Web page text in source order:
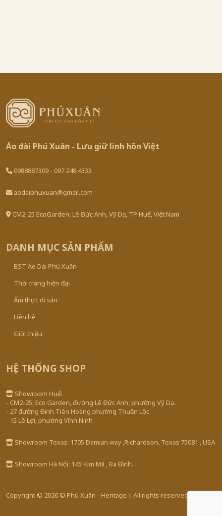
Áo dài Phú Xuân - Lưu giữ linh hồn Việt
0988887309 - 097 248 4333
aodaiphuxuan@gmail.com
CM2-25 EcoGarden, Lê Đức Anh, Vỹ Dạ, TP Huế, Việt Nam
DANH MỤC SẢN PHẨM
BST Áo Dài Phú Xuân
Thời trang hiện đại
Ẩm thực di sản
Liên hệ
Giới thiệu
HỆ THỐNG SHOP
Showroom Huế:
- CM2-25, Eco Garden, đường Lê Đức Anh, phường Vỹ Dạ.
- 27 đường Đinh Tiên Hoàng phường Thuận Lộc.
- 15 Lê Lợi, phường Vĩnh Ninh
Showroom Texas: 1705 Damian way ,Richardson, Texas 75081 , USA
Showroom Hà Nội: 145 Kim Mã , Ba Đình.
Copyright © 2026 © Phú Xuân - Heritage | All rights reserved.